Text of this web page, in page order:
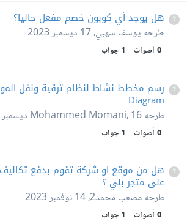
هل يوجد أي كوبون خصم مفعل حاليا؟
طرحه يوسف شهبي،17 ديسمبر 2023
0 أصوات 1 جواب
Diagram
طرحه Mohammed Momani،16 ديسمبر 2023
0 أصوات 1 جواب
هل من موقع او شركة تقوم بدفع
على متجر بلي ؟
طرحهمصعب محمد2 ،14 نوفمبر 2023
0 أصوات 1 جواب